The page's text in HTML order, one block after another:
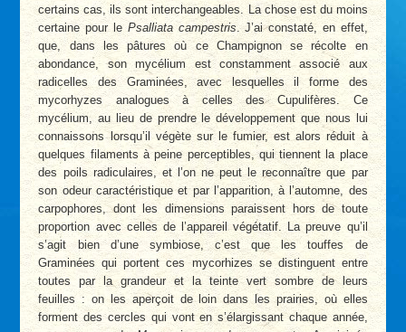
certains cas, ils sont interchangeables. La chose est du moins
certaine pour le Psalliata campestris . J’ai constaté, en effet,
que, dans les pâtures où ce Champignon se récolte en
abondance, son mycélium est constamment associé aux
radicelles des Graminées, avec lesquelles il forme des
mycorhyzes analogues à celles des Cupulifères. Ce
mycélium, au lieu de prendre le développement que nous lui
connaissons lorsqu’il végète sur le fumier, est alors réduit à
quelques filaments à peine perceptibles, qui tiennent la place
des poils radiculaires, et l’on ne peut le reconnaître que par
son odeur caractéristique et par l’apparition, à l’automne, des
carpophores, dont les dimensions paraissent hors de toute
proportion avec celles de l’appareil végétatif. La preuve qu’il
s’agit bien d’une symbiose, c’est que les touffes de
Graminées qui portent ces mycorhizes se distinguent entre
toutes par la grandeur et la teinte vert sombre de leurs
feuilles : on les aperçoit de loin dans les prairies, où elles
forment des cercles qui vont en s’élargissant chaque année,